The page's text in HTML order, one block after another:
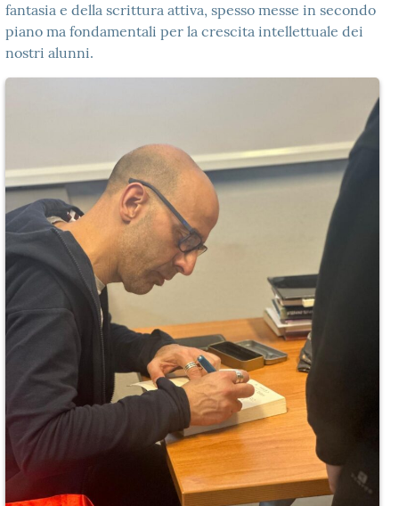
fantasia e della scrittura attiva, spesso messe in secondo
piano ma fondamentali per la crescita intellettuale dei
nostri alunni.